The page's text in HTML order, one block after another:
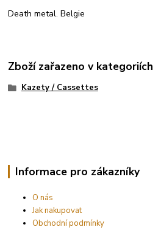
Death metal. Belgie
Zboží zařazeno v kategoriích
Kazety / Cassettes
Informace pro zákazníky
O nás
Jak nakupovat
Obchodní podmínky